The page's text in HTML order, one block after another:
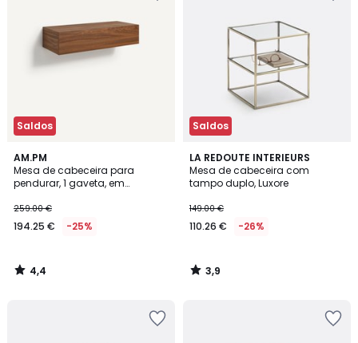
Saldos
AM.PM
Mesa de cabeceira para
pendurar, 1 gaveta, em
259.00 €
194.25 € -25%
4,4
/ 5
4,4
/
Saldos
LA REDOUTE INTERIEURS
Mesa de cabeceira com
tampo duplo, Luxore
149.00 €
110.26 € -26%
3,9
/ 5
3,9
/